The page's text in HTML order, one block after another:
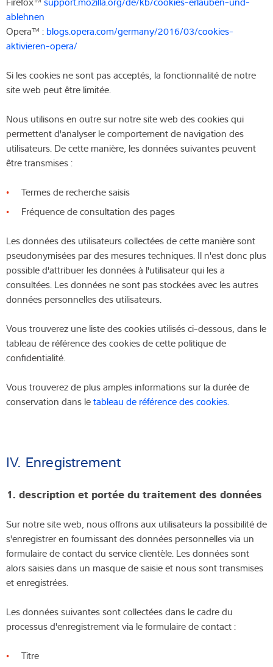
ablehnen
Opera™ : blogs.opera.com/germany/2016/03/cookies-
aktivieren-opera/
Si les cookies ne sont pas acceptés, la fonctionnalité de notre
site web peut être limitée.
Nous utilisons en outre sur notre site web des cookies qui
permettent d'analyser le comportement de navigation des
utilisateurs. De cette manière, les données suivantes peuvent
être transmises :
Termes de recherche saisis
Fréquence de consultation des pages
Les données des utilisateurs collectées de cette manière sont
pseudonymisées par des mesures techniques. Il n'est donc plus
possible d'attribuer les données à l'utilisateur qui les a
consultées. Les données ne sont pas stockées avec les autres
données personnelles des utilisateurs.
Vous trouverez une liste des cookies utilisés ci-dessous, dans le
tableau de référence des cookies de cette politique de
confidentialité.
Vous trouverez de plus amples informations sur la durée de
conservation dans letableau de référence des cookies.
IV. Enregistrement
1. description et portée du traitement des données
Sur notre site web, nous offrons aux utilisateurs la possibilité de
s'enregistrer en fournissant des données personnelles via un
formulaire de contact du service clientèle. Les données sont
alors saisies dans un masque de saisie et nous sont transmises
et enregistrées.
Les données suivantes sont collectées dans le cadre du
processus d'enregistrement via le formulaire de contact :
Titre